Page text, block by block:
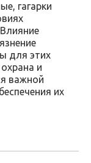
гагарки
для этих
и
важной
их